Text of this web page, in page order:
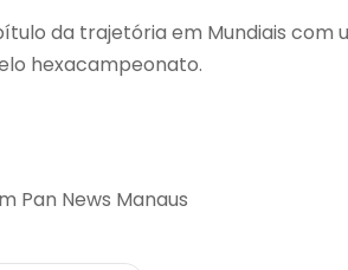
da trajetória em Mundiais com
hexacampeonato.
Pan News Manaus